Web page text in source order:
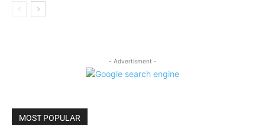
- Advertisment -
MOST POPULAR